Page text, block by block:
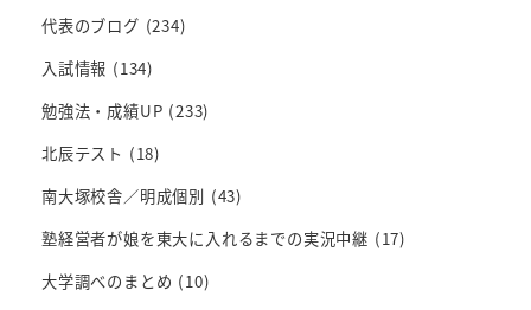
代表のブログ (234)
入試情報 (134)
勉強法・成績UP (233)
北辰テスト (18)
南大塚校舎／明成個別 (43)
塾経営者が娘を東大に入れるまでの実況中継 (17)
大学調べのまとめ (10)